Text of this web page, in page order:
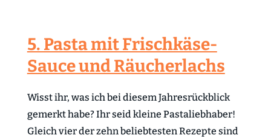
5. Pasta mit Frischkäse-
Sauce und Räucherlachs
Wisst ihr, was ich bei diesem Jahresrückblick
gemerkt habe? Ihr seid kleine Pastaliebhaber!
Gleich vier der zehn beliebtesten Rezepte sind